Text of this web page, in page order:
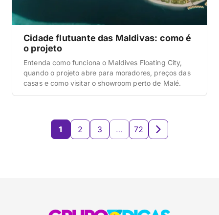
Cidade flutuante das Maldivas: como é
o projeto
Entenda como funciona o Maldives Floating City,
quando o projeto abre para moradores, preços das
casas e como visitar o showroom perto de Malé.
1 2 3 … 72